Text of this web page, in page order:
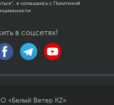
я соглашаюсь с Политикой
в соцсетях!
«Белый Ветер KZ»